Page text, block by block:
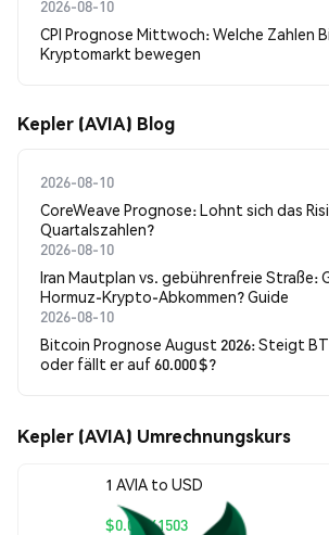
2026-08-10
CPI Prognose Mittwoch: Welche Zahlen
Kryptomarkt bewegen
Kepler (AVIA) Blog
2026-08-10
CoreWeave Prognose: Lohnt sich das
Quartalszahlen?
2026-08-10
Iran Mautplan vs. gebührenfreie Straße:
Hormuz-Krypto-Abkommen? Guide
2026-08-10
Bitcoin Prognose August 2026: Steigt
oder fällt er auf 60.000 $?
Kepler (AVIA) Umrechnungskurs
1 AVIA to USD
$0.00741503